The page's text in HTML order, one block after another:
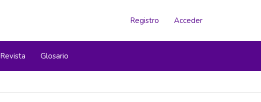
Registro Acceder
Revista Glosario